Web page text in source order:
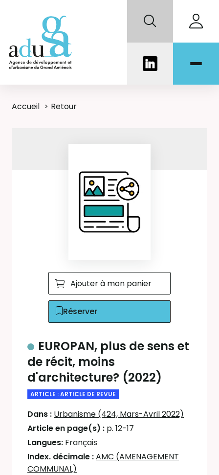
Accueil Retour
Ajouter à mon panier
Réserver
EUROPAN, plus de sens et
de récit, moins
d'architecture? (2022)
ARTICLE : ARTICLE DE REVUE
Dans : Urbanisme (424, Mars-Avril 2022)
Article en page(s) : p. 12-17
Langues: Français
Index. décimale :AMC (AMENAGEMENT
COMMUNAL)